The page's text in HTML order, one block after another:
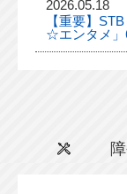
2026.05.18
【重要】
☆エンタメ」